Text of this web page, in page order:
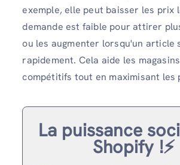
exemple, elle peut baisser les prix
demande est faible pour attirer
ou les augmenter lorsqu'un article
rapidement. Cela aide les
compétitifs tout en maximisant les
La puissance
Shopify !⚡️